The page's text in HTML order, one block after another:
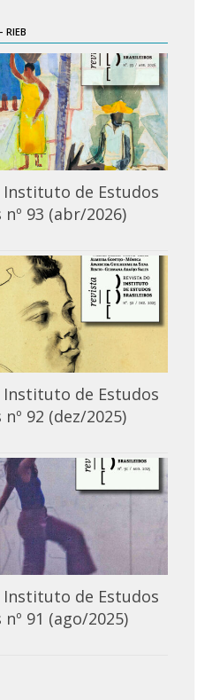
RIEB
Instituto de Estudos
93 (abr/2026)
Instituto de Estudos
92 (dez/2025)
Instituto de Estudos
91 (ago/2025)